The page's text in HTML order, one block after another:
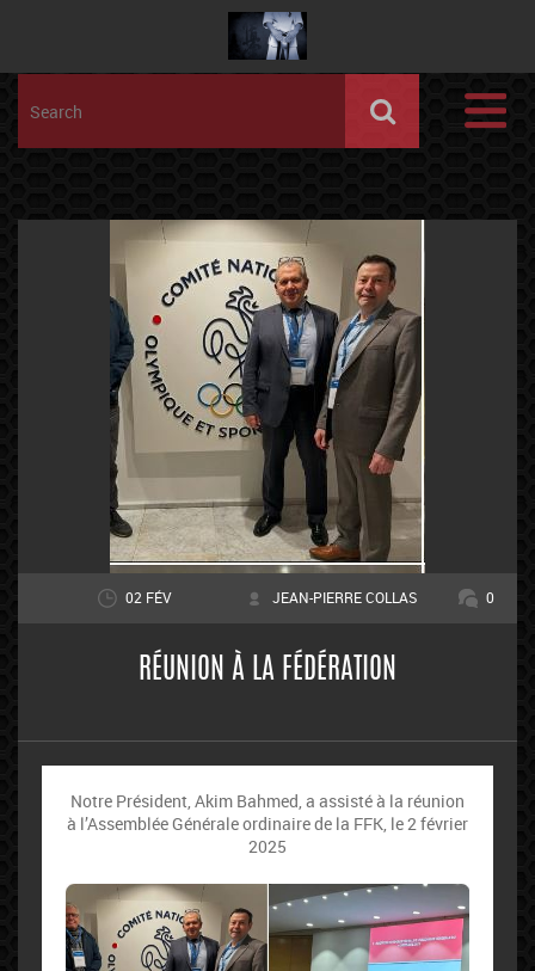
02 FÉV JEAN-PIERRE COLLAS 0
RÉUNION À LA FÉDÉRATION
Notre Président, Akim Bahmed, a assisté à la réunion
à l’Assemblée Générale ordinaire de la FFK, le 2 février
2025